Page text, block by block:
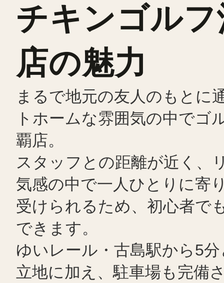
チキンゴル
店の魅力
まるで地元の友人のもとに
トホームな雰囲気の中でゴ
覇店。
スタッフとの距離が近く、
気感の中で一人ひとりに寄
受けられるため、初心者で
できます。
ゆいレール・古島駅から5
立地に加え、駐車場も完備